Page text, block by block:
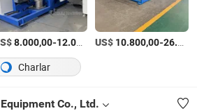
/Set8.000,00-12.000,00 /Pieza
US$ 10.800,00-26.800,00
Charlar
Co., Ltd.